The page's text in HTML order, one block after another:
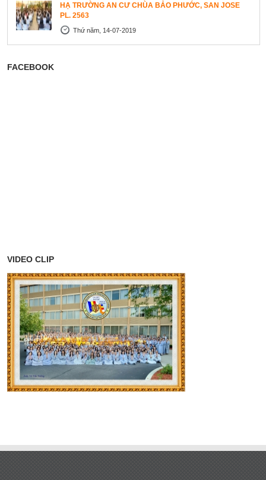
HẠ TRƯỜNG AN CƯ CHÙA BẢO PHƯỚC, SAN JOSE
PL. 2563
Thứ năm, 14-07-2019
FACEBOOK
VIDEO CLIP